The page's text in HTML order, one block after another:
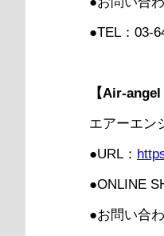
●TEL：03-
【Air-
エアーエン
●URL：
●ONLINE
●お問い合